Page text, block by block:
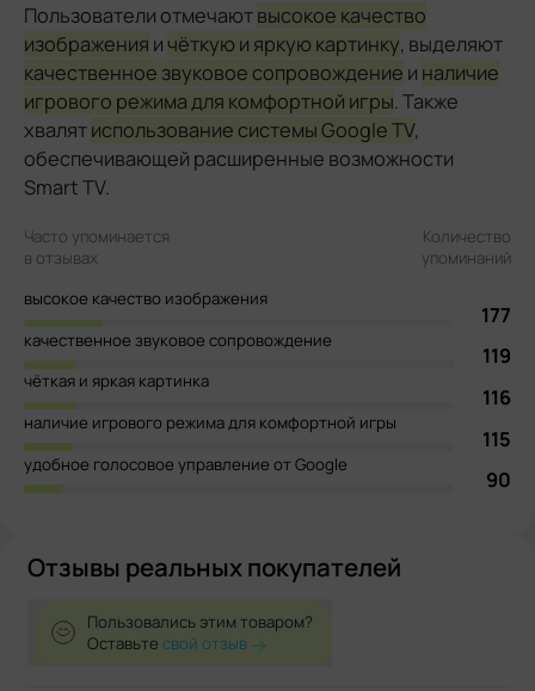
Пользователи отмечаютвысокое качество
изображения и чёткую и яркую картинку, выделяют
качественное звуковое сопровождение и наличие
игрового режима для комфортной игры. Также
хвалятиспользование системы Google TV,
обеспечивающей расширенные возможности
Smart TV.
Часто упоминается
в отзывах
Количество
упоминаний
высокое качество изображения
177
качественное звуковое сопровождение
119
чёткая и яркая картинка
116
наличие игрового режима для комфортной игры
115
удобное голосовое управление от Google
90
Отзывы реальных покупателей
Пользовались этим товаром?
Оставьтесвой отзыв